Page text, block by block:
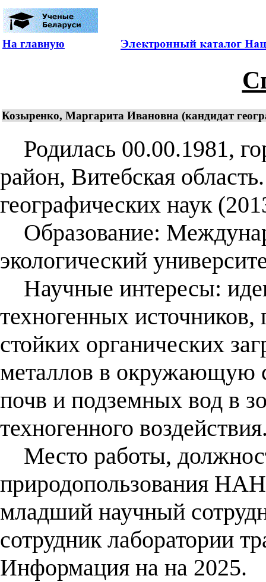
На главную
Козыренко, Маргарита Ивановна (кандидат
Родилась 00.00.1981,
район, Витебская
географических наук
Образование:
экологический
Научные интересы:
техногенных источников,
стойких органических
металлов в окружающую
почв и подземных вод в
техногенного
Место работы,
природопользования
младший научный
сотрудник лаборатории
Информация на на 2025.